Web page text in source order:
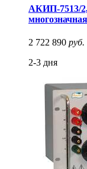
АКИП-7513/2,
многозначная
2 722 890 руб.
2-3 дня